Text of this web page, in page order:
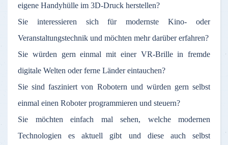
eigene Handyhülle im 3D-Druck herstellen?
Sie interessieren sich für modernste Kino- oder
Veranstaltungstechnik und möchten mehr darüber erfahren?
Sie würden gern einmal mit einer VR-Brille in fremde
digitale Welten oder ferne Länder eintauchen?
Sie sind fasziniert von Robotern und würden gern selbst
einmal einen Roboter programmieren und steuern?
Sie möchten einfach mal sehen, welche modernen
Technologien es aktuell gibt und diese auch selbst